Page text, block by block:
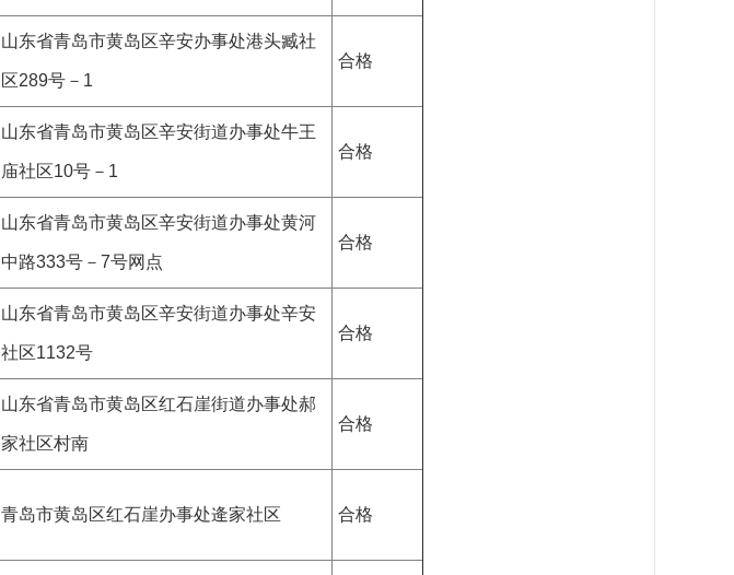
山东省青岛市黄岛区辛安办事处港头臧社
区289号－1
合格
山东省青岛市黄岛区辛安街道办事处牛王
庙社区10号－1
合格
山东省青岛市黄岛区辛安街道办事处黄河
中路333号－7号网点
合格
山东省青岛市黄岛区辛安街道办事处辛安
社区1132号
合格
山东省青岛市黄岛区红石崖街道办事处郝
家社区村南
合格
青岛市黄岛区红石崖办事处逄家社区 合格